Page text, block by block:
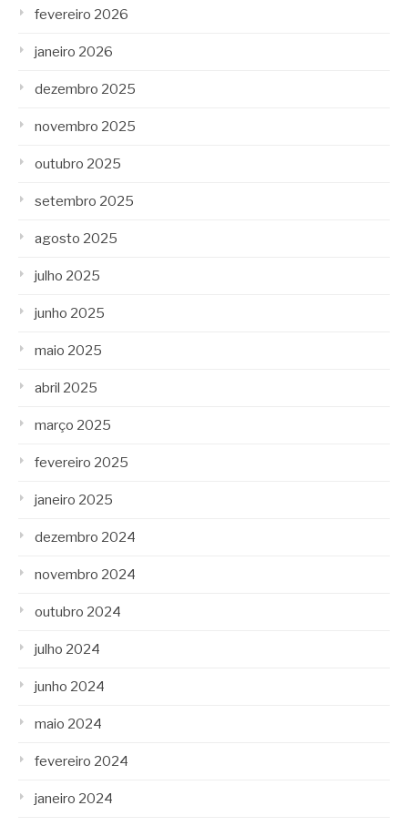
fevereiro 2026
janeiro 2026
dezembro 2025
novembro 2025
outubro 2025
setembro 2025
agosto 2025
julho 2025
junho 2025
maio 2025
abril 2025
março 2025
fevereiro 2025
janeiro 2025
dezembro 2024
novembro 2024
outubro 2024
julho 2024
junho 2024
maio 2024
fevereiro 2024
janeiro 2024